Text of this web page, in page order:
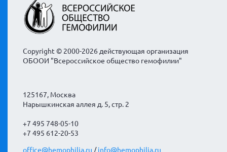
Copyright © 2000-2026 действующая организация
ОБООИ "Всероссийское общество гемофилии"
125167, Москва
Нарышкинская аллея д. 5, стр. 2
+7 495 748-05-10
+7 495 612-20-53
office@hemophilia.ru /info@hemophilia.ru